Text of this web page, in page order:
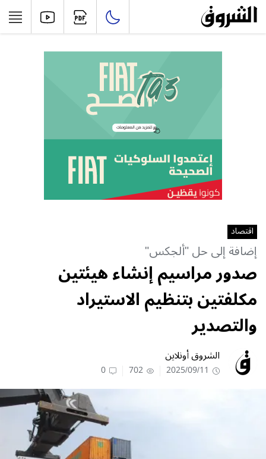
اقتصاد
إضافة إلى حل "ألجكس"
صدور مراسيم إنشاء هيئتين
مكلفتين بتنظيم الاستيراد
والتصدير
الشروق أونلاين
2025/09/11
702
0